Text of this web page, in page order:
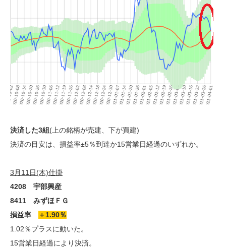
決済した3組 (上の銘柄が売建、下が買建)
決済の目安は、損益率±5％到達か15営業日経過のいずれか。
3月11日(木)仕掛
4208 宇部興産
8411 みずほＦＧ
損益率
＋1.90％
1.02％プラスに動いた。
15営業日経過により決済。